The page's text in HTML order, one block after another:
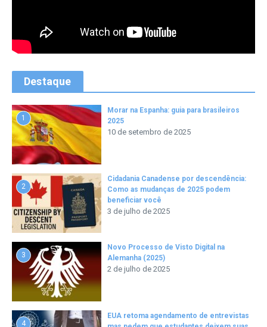
Destaque
1
Morar na Espanha: guia para brasileiros
2025
10 de setembro de 2025
2
Cidadania Canadense por descendência:
Como as mudanças de 2025 podem
beneficiar você
3 de julho de 2025
3
Novo Processo de Visto Digital na
Alemanha (2025)
2 de julho de 2025
4
EUA retoma agendamento de entrevistas